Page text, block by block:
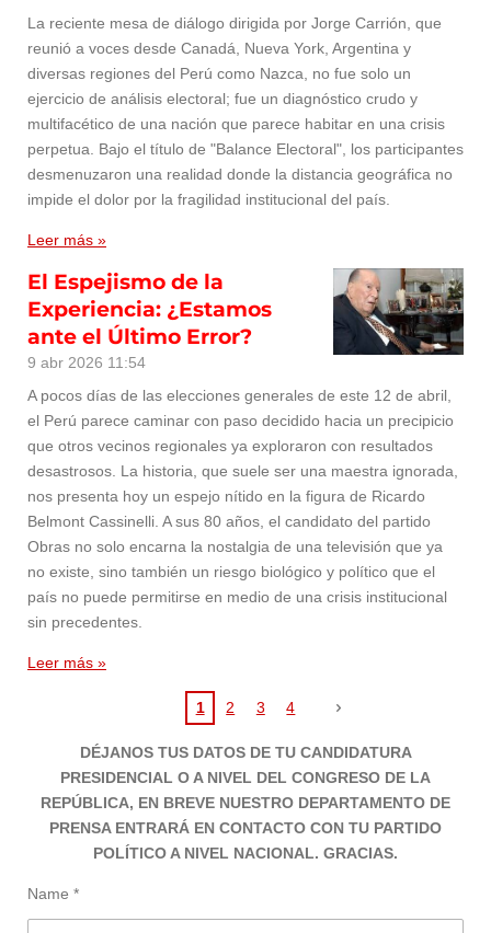
La reciente mesa de diálogo dirigida por Jorge Carrión, que
reunió a voces desde Canadá, Nueva York, Argentina y
diversas regiones del Perú como Nazca, no fue solo un
ejercicio de análisis electoral; fue un diagnóstico crudo y
multifacético de una nación que parece habitar en una crisis
perpetua. Bajo el título de "Balance Electoral", los participantes
desmenuzaron una realidad donde la distancia geográfica no
impide el dolor por la fragilidad institucional del país.
Leer más »
El Espejismo de la
Experiencia: ¿Estamos
ante el Último Error?
9 abr 2026 11:54
A pocos días de las elecciones generales de este 12 de abril,
el Perú parece caminar con paso decidido hacia un precipicio
que otros vecinos regionales ya exploraron con resultados
desastrosos. La historia, que suele ser una maestra ignorada,
nos presenta hoy un espejo nítido en la figura de Ricardo
Belmont Cassinelli. A sus 80 años, el candidato del partido
Obras no solo encarna la nostalgia de una televisión que ya
no existe, sino también un riesgo biológico y político que el
país no puede permitirse en medio de una crisis institucional
sin precedentes.
Leer más »
1 2 3 4
DÉJANOS TUS DATOS DE TU CANDIDATURA
PRESIDENCIAL O A NIVEL DEL CONGRESO DE LA
REPÚBLICA, EN BREVE NUESTRO DEPARTAMENTO DE
PRENSA ENTRARÁ EN CONTACTO CON TU PARTIDO
POLÍTICO A NIVEL NACIONAL. GRACIAS.
Name *